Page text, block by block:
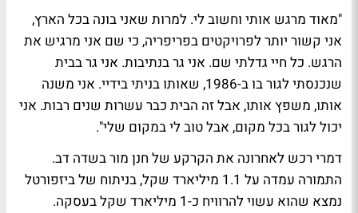
"מאוד מרגש אותי וחשוב לי. למרות שאני בונה בכל הארץ,
אני קשור יותר לפרויקטים בפריפריה, כי שם אני מרגיש את
הרגש. כל חיי גדלתי שם. אני גר בנתיבות. אני גר בבית
שנכנסתי לגור בו ב-1986, שאותו בניתי בידיי. אני משנה
אותו, משפץ אותו, אבל זה הבית כבר עשרות שנים רבות. אני
יכול לגור בכל מקום, אבל טוב לי במקום שלי".
דמרי רכש לאחרונה את הקרקע של חנן מור בשדה דב.
התמורה עמדה על 1.1 מיליארד שקל, בניתוח של ביזפורטל
נמצא שהוא עשוי להרוויח כ-1 מיליארד שקל בעסקה.